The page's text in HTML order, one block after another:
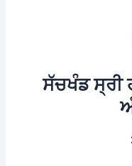
ਸੱਚਖੰਡ ਸ੍ਰੀ